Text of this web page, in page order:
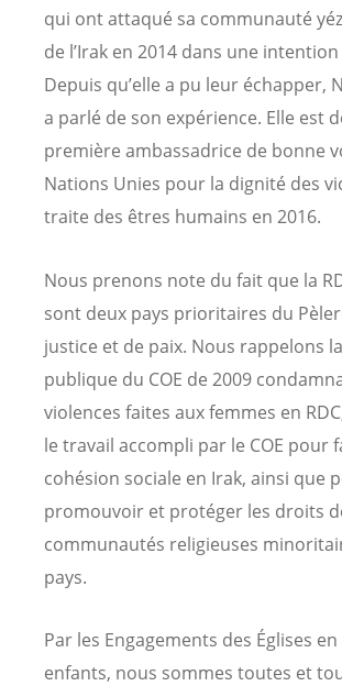
qui ont attaqué sa communauté
de l’Irak en 2014 dans une
Depuis qu’elle a pu leur échapper,
a parlé de son expérience. Elle est
première ambassadrice de bonne
Nations Unies pour la dignité des
traite des êtres humains en 2016.
Nous prenons note du fait que la
sont deux pays prioritaires du
justice et de paix. Nous rappelons
publique du COE de 2009
violences faites aux femmes en
le travail accompli par le COE pour
cohésion sociale en Irak, ainsi que
promouvoir et protéger les droits
communautés religieuses
pays.
Par les Engagements des Églises
enfants, nous sommes toutes et